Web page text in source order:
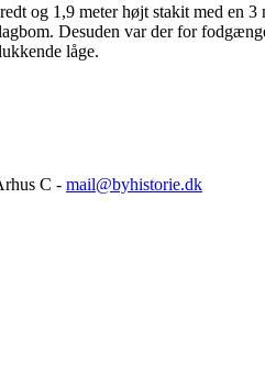
og 1,9 meter højt stakit med en
Desuden var der for
låge.
C - mail@byhistorie.dk